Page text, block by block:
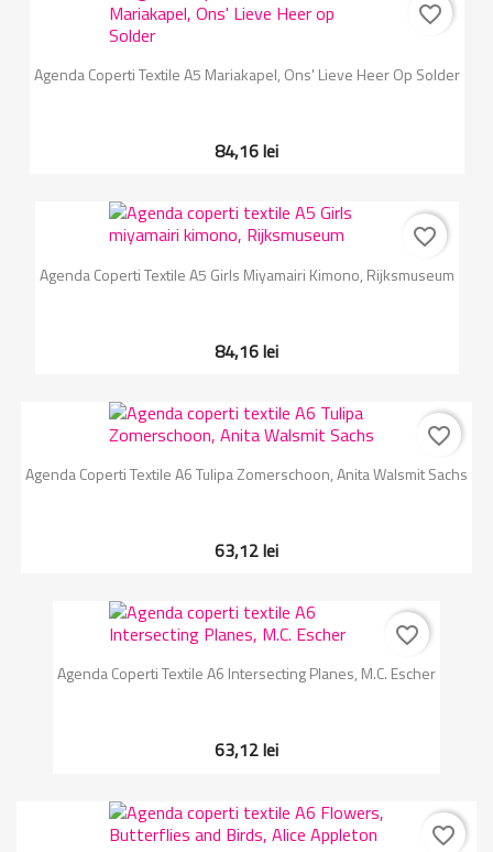
Agenda Coperti Textile A5 Mariakapel, Ons' Lieve Heer Op Solder
84,16 lei
favorite_border
Agenda Coperti Textile A5 Girls Miyamairi Kimono, Rijksmuseum
84,16 lei
favorite_border
Agenda Coperti Textile A6 Tulipa Zomerschoon, Anita Walsmit Sachs
63,12 lei
favorite_border
Agenda Coperti Textile A6 Intersecting Planes, M.C. Escher
63,12 lei
favorite_border
favorite_border